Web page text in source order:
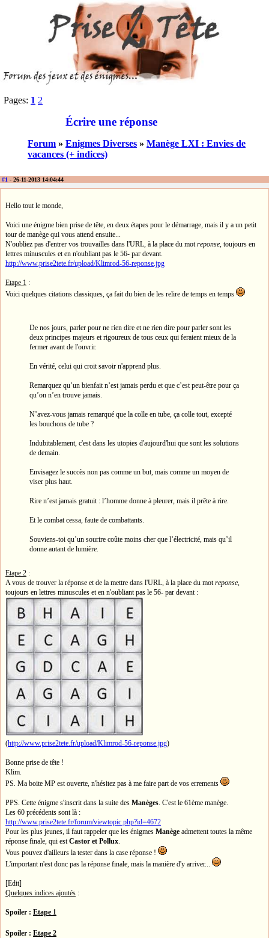
Pages: 1 2
Écrire une réponse
Forum » Enigmes Diverses » Manège LXI : Envies de
vacances (+ indices)
#1 - 26-11-2013 14:04:44
Hello tout le monde,
Voici une énigme bien prise de tête, en deux étapes pour le démarrage, mais il y a un petit
tour de manège qui vous attend ensuite...
N'oubliez pas d'entrer vos trouvailles dans l'URL, à la place du mot reponse , toujours en
lettres minuscules et en n'oubliant pas le 56- par devant.
http://www.prise2tete.fr/upload/Klimrod-56-reponse.jpg
Etape 1 :
Voici quelques citations classiques, ça fait du bien de les relire de temps en temps
De nos jours, parler pour ne rien dire et ne rien dire pour parler sont les
deux principes majeurs et rigoureux de tous ceux qui feraient mieux de la
fermer avant de l'ouvrir.
En vérité, celui qui croit savoir n'apprend plus.
Remarquez qu’un bienfait n’est jamais perdu et que c’est peut-être pour ça
qu’on n’en trouve jamais.
N’avez-vous jamais remarqué que la colle en tube, ça colle tout, excepté
les bouchons de tube ?
Indubitablement, c'est dans les utopies d'aujourd'hui que sont les solutions
de demain.
Envisagez le succès non pas comme un but, mais comme un moyen de
viser plus haut.
Rire n’est jamais gratuit : l’homme donne à pleurer, mais il prête à rire.
Et le combat cessa, faute de combattants.
Souviens-toi qu’un sourire coûte moins cher que l’électricité, mais qu’il
donne autant de lumière.
Etape 2 :
A vous de trouver la réponse et de la mettre dans l'URL, à la place du mot reponse
toujours en lettres minuscules et en n'oubliant pas le 56- par devant :
(http://www.prise2tete.fr/upload/Klimrod-56-reponse.jpg)
Bonne prise de tête !
Klim.
PS. Ma boite MP est ouverte, n'hésitez pas à me faire part de vos errements
PPS. Cette énigme s'inscrit dans la suite des Manèges . C'est le 61ème manège.
Les 60 précédents sont là :
http://www.prise2tete.fr/forum/viewtopic.php?id=4672
Pour les plus jeunes, il faut rappeler que les énigmes Manège admettent toutes la même
réponse finale, qui est Castor et Pollux
Vous pouvez d'ailleurs la tester dans la case réponse !
L'important n'est donc pas la réponse finale, mais la manière d'y arriver...
[Edit]
Quelques indices ajoutés :
Spoiler : Etape 1
Spoiler : Etape 2